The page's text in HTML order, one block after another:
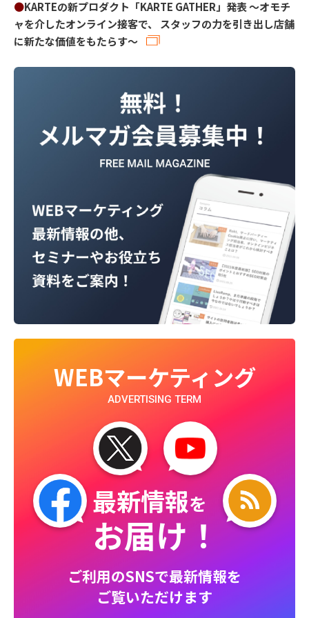
●KARTEの新プロダクト「KARTE GATHER」発表 〜オモチ
ャを介したオンライン接客で、 スタッフの力を引き出し店舗
に新たな価値をもたらす〜
WEBマーケティング
ADVERTISING TERM
最新情報を
お届け！
ご利用のSNSで最新情報を
ご覧いただけます